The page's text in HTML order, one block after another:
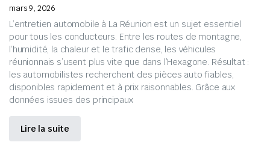
mars 9, 2026
L’entretien automobile à La Réunion est un sujet essentiel
pour tous les conducteurs. Entre les routes de montagne,
l’humidité, la chaleur et le trafic dense, les véhicules
réunionnais s’usent plus vite que dans l’Hexagone. Résultat :
les automobilistes recherchent des pièces auto fiables,
disponibles rapidement et à prix raisonnables. Grâce aux
données issues des principaux
Lire la suite